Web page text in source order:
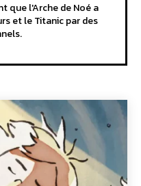
que l'Arche de Noé a
et le Titanic par des